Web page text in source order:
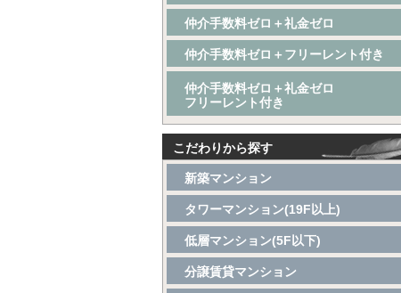
仲介手数料ゼロ＋礼金ゼロ
仲介手数料ゼロ＋フリーレント付き
仲介手数料ゼロ＋礼金ゼロ
フリーレント付き
こだわりから探す
新築マンション
タワーマンション(19F以上)
低層マンション(5F以下)
分譲賃貸マンション